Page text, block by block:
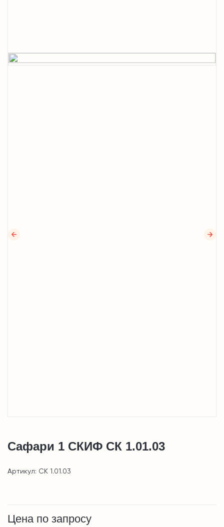
Сафари 1 СКИФ СК 1.01.03
Артикул: СК 1.01.03
Цена по запросу